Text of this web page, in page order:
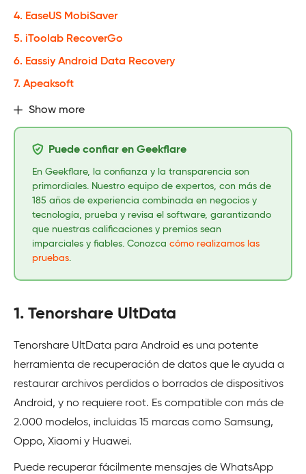
4. EaseUS MobiSaver
5. iToolab RecoverGo
6. Eassiy Android Data Recovery
7. Apeaksoft
Show more
Puede confiar en Geekflare
En Geekflare, la confianza y la transparencia son
primordiales. Nuestro equipo de expertos, con más de
185 años de experiencia combinada en negocios y
tecnología, prueba y revisa el software, garantizando
que nuestras calificaciones y premios sean
imparciales y fiables. Conozca cómo realizamos las
pruebas.
1. Tenorshare UltData
Tenorshare UltData para Android es una potente
herramienta de recuperación de datos que le ayuda a
restaurar archivos perdidos o borrados de dispositivos
Android, y no requiere root. Es compatible con más de
2.000 modelos, incluidas 15 marcas como Samsung,
Oppo, Xiaomi y Huawei.
Puede recuperar fácilmente mensajes de WhatsApp